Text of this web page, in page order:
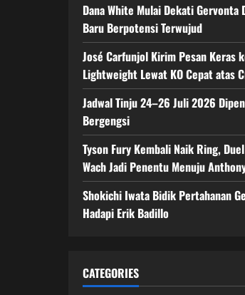
Dana White Mulai Dekati Gervonta
Baru Berpotensi Terwujud
José Carfunjol Kirim Pesan Keras
Lightweight Lewat KO Cepat atas
Jadwal Tinju 24–26 Juli 2026
Bergengsi
Tyson Fury Kembali Naik Ring,
Wach Jadi Penentu Menuju
Shokichi Iwata Bidik Pertahanan
Hadapi Erik Badillo
CATEGORIES